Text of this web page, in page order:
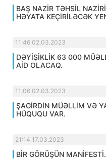
BAŞ NAZİR TƏHSİL
HƏYATA KEÇİRİLƏCƏK
11:46 02.03.2023
DƏYİŞİKLİK 63 000
AİD OLACAQ.
11:06 02.03.2023
ŞAGİRDİN MÜƏLLİM VƏ
HÜQUQU VAR.
21:14 17.03.2023
BİR GÖRÜŞÜN MANİFESTİ.